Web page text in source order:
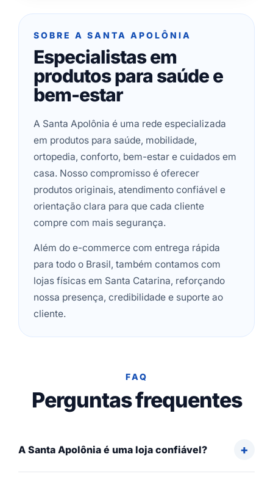
SOBRE A SANTA APOLÔNIA
Especialistas em
produtos para saúde e
bem-estar
A Santa Apolônia é uma rede especializada
em produtos para saúde, mobilidade,
ortopedia, conforto, bem-estar e cuidados em
casa. Nosso compromisso é oferecer
produtos originais, atendimento confiável e
orientação clara para que cada cliente
compre com mais segurança.
Além do e-commerce com entrega rápida
para todo o Brasil, também contamos com
lojas físicas em Santa Catarina, reforçando
nossa presença, credibilidade e suporte ao
cliente.
FAQ
Perguntas frequentes
A Santa Apolônia é uma loja confiável?